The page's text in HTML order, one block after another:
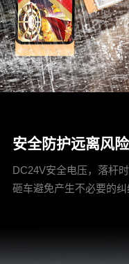
安全防护远离风险
DC24V安全电压，落杆
砸车避免产生不必要的纠